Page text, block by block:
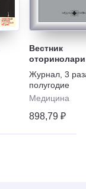
Вестник
Журнал 3
полугодие
Медицина
898,79 ₽